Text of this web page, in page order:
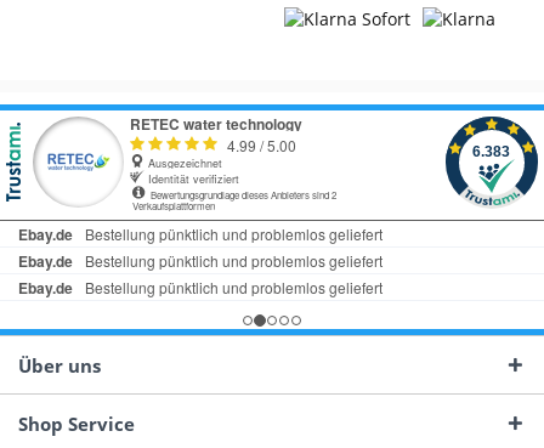
Über uns
Shop Service